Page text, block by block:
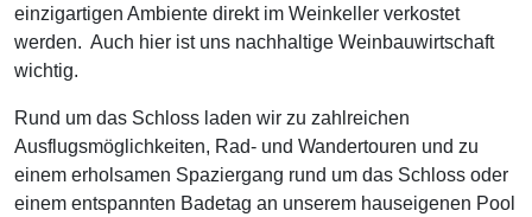
einzigartigen Ambiente direkt im Weinkeller verkostet
werden. Auch hier ist uns nachhaltige Weinbauwirtschaft
wichtig.
Rund um das Schloss laden wir zu zahlreichen
Ausflugsmöglichkeiten, Rad- und Wandertouren und zu
einem erholsamen Spaziergang rund um das Schloss oder
einem entspannten Badetag an unserem hauseigenen Pool